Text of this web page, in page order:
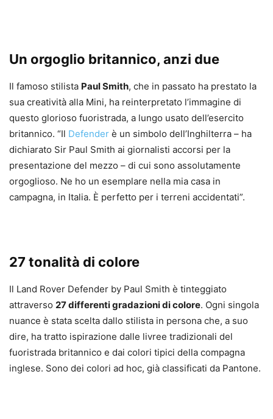
Un orgoglio britannico, anzi due
Il famoso stilista Paul Smith, che in passato ha prestato la
sua creatività alla Mini, ha reinterpretato l’immagine di
questo glorioso fuoristrada, a lungo usato dell’esercito
britannico. “Il Defender è un simbolo dell’Inghilterra – ha
dichiarato Sir Paul Smith ai giornalisti accorsi per la
presentazione del mezzo – di cui sono assolutamente
orgoglioso. Ne ho un esemplare nella mia casa in
campagna, in Italia. È perfetto per i terreni accidentati”.
27 tonalità di colore
Il Land Rover Defender by Paul Smith è tinteggiato
attraverso 27 differenti gradazioni di colore. Ogni singola
nuance è stata scelta dallo stilista in persona che, a suo
dire, ha tratto ispirazione dalle livree tradizionali del
fuoristrada britannico e dai colori tipici della compagna
inglese. Sono dei colori ad hoc, già classificati da Pantone.